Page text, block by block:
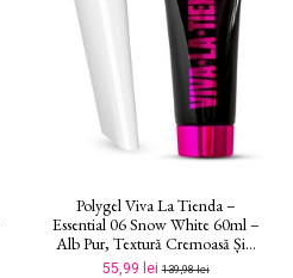
Polygel Viva La Tienda –
Essential 06 Snow White 60ml –
Alb Pur, Textură Cremoasă Și...
55,99 lei139,98 lei